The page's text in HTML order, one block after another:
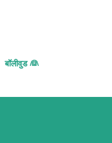
बॉलीवुड 👰